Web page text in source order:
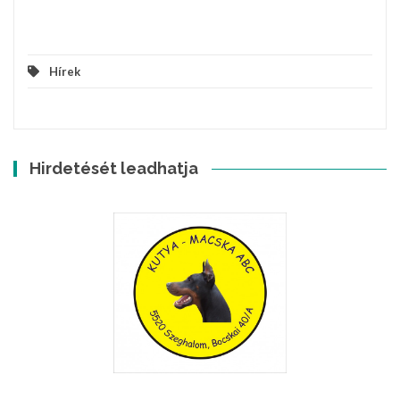
Hírek
Hirdetését leadhatja